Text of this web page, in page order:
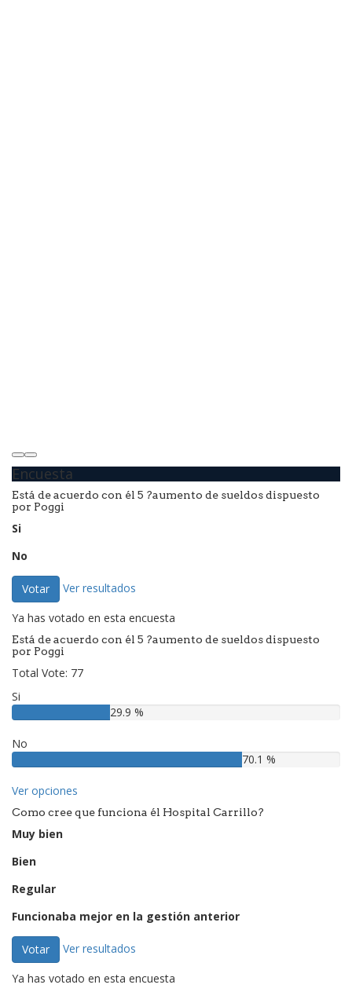
Encuesta
Está de acuerdo con él 5 ?aumento de sueldos dispuesto
por Poggi
Si
No
Votar Ver resultados
Ya has votado en esta encuesta
Está de acuerdo con él 5 ?aumento de sueldos dispuesto
por Poggi
Total Vote: 77
Si
29.9 %
No
70.1 %
Ver opciones
Como cree que funciona él Hospital Carrillo?
Muy bien
Bien
Regular
Funcionaba mejor en la gestión anterior
Votar Ver resultados
Ya has votado en esta encuesta